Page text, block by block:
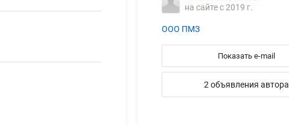
на сайте с 2019 г.
ООО ПМЗ
Показать e-mail
2 объявления автора